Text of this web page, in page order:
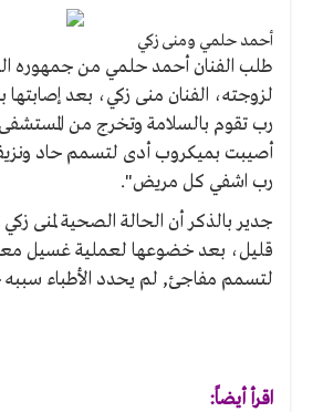
أحمد حلمي ومنى زكي
طلب الفنان أحمد حلمي من جمهوره
لزوجته، الفنان منى زكي، بعد إصابتها
رب تقوم بالسلامة وتخرج من
أصيبت بميكروب أدى لتسمم حاد ونزيف
رب اشفي كل مريض".
جدير بالذكر أن الحالة الصحية لمنى
قليل، بعد خضوعها لعملية غسيل
لتسمم مفاجئ, لم يحدد الأطباء سببه
اقرأ أيضاً: